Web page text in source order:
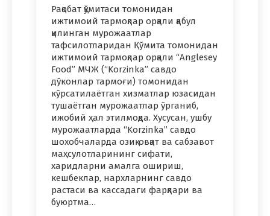
Рақобат қўмитаси томонидан
ижтимоий тармоқлар орқали қабул
қилинган мурожаатлар
тафсилотларидан Қўмита томонидан
ижтимоий тармоқлар орқали “Anglesey
Food” МЧЖ (“Korzinka” савдо
дўконлар тармоғи) томонидан
кўрсатилаётган хизматлар юзасидан
тушаётган мурожаатлар ўрганиб,
ижобий ҳал этилмоқда. Хусусан, ушбу
мурожаатларда “Korzinka” савдо
шохобчаларда озиқ-овқат ва сабзавот
маҳсулотларининг сифати,
харидларни амалга ошириш,
кешбеклар, нархларнинг савдо
растаси ва кассадаги фарқлари ва
буюртма…